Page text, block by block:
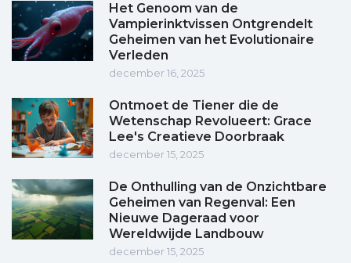
Het Genoom van de
Vampierinktvissen Ontgrendelt
Geheimen van het Evolutionaire
Verleden
december 16, 2025
Ontmoet de Tiener die de
Wetenschap Revolueert: Grace
Lee's Creatieve Doorbraak
december 15, 2025
De Onthulling van de Onzichtbare
Geheimen van Regenval: Een
Nieuwe Dageraad voor
Wereldwijde Landbouw
december 15, 2025